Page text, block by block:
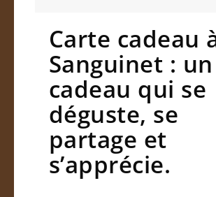
Carte cadeau
Sanguinet : un
cadeau qui se
déguste, se
partage et
s’apprécie.